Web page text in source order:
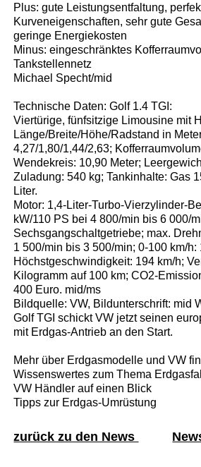
Plus: gute Leistungsentfaltung,
Kurveneigenschaften, sehr gute
geringe Energiekosten
Minus: eingeschränktes
Tankstellennetz
Michael Specht/mid
Technische Daten: Golf 1.4 TGI:
Viertürige, fünfsitzige Limousine mit
Länge/Breite/Höhe/Radstand in
4,27/1,80/1,44/2,63;
Wendekreis: 10,90 Meter;
Zuladung: 540 kg; Tankinhalte: Gas
Liter.
Motor: 1,4-Liter-Turbo-Vierzylinder-
kW/110 PS bei 4 800/min bis 6 000/
Sechsgangschaltgetriebe; max.
1 500/min bis 3 500/min; 0-100 km/h:
Höchstgeschwindigkeit: 194 km/h;
Kilogramm auf 100 km; CO2-
400 Euro. mid/ms
Bildquelle: VW, Bildunterschrift: mid
Golf TGI schickt VW jetzt seinen
mit Erdgas-Antrieb an den Start.
Mehr über Erdgasmodelle und VW
Wissenswertes zum Thema
VW Händler auf einen Blick
Tipps zur Erdgas-Umrüstung
zurück zu den News